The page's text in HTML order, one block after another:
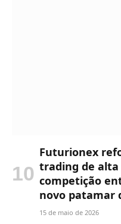
Futurionex
trading de alta
competição
novo patamar
15 de maio de 2026